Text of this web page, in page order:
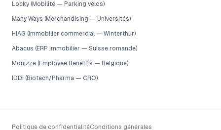
Locky (Mobilité — Parking vélos)
Many Ways (Merchandising — Universités)
HIAG (Immobilier commercial — Winterthur)
Abacus (ERP Immobilier — Suisse romande)
Monizze (Employee Benefits — Belgique)
IDDI (Biotech/Pharma — CRO)
Politique de confidentialitéConditions générales